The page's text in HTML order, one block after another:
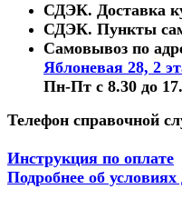
СДЭК. Доставка
СДЭК. Пункты
Самовывоз по
Яблоневая 28, 2
Пн-Пт с 8.30 до
Телефон справочной
Инструкция по оплате
Подробнее об условиях